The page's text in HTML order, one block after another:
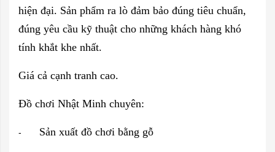
hiện đại. Sản phẩm ra lò đảm bảo đúng tiêu chuẩn,
đúng yêu cầu kỹ thuật cho những khách hàng khó
tính khắt khe nhất.
Giá cả cạnh tranh cao.
Đồ chơi Nhật Minh chuyên:
- Sản xuất đồ chơi bằng gỗ